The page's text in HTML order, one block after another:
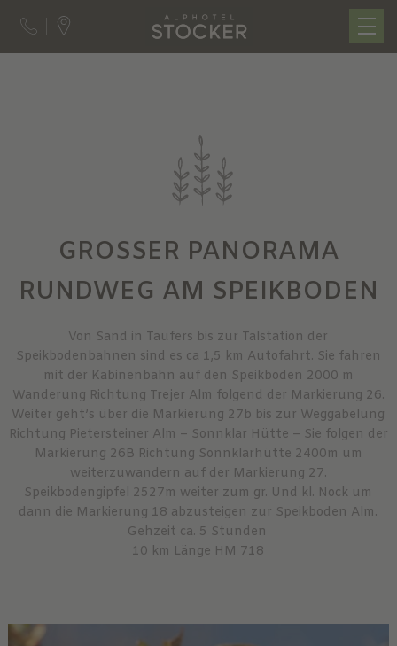
GROSSER PANORAMA
RUNDWEG AM SPEIKBODEN
Von Sand in Taufers bis zur Talstation der
Speikbodenbahnen sind es ca 1,5 km Autofahrt. Sie fahren
mit der Kabinenbahn auf den Speikboden 2000 m
Wanderung Richtung Trejer Alm folgend der Markierung 26.
Weiter geht’s über die Markierung 27b bis zur Weggabelung
Richtung Pietersteiner Alm – Sonnklar Hütte – Sie folgen der
Markierung 26B Richtung Sonnklarhütte 2400m um
weiterzuwandern auf der Markierung 27.
Speikbodengipfel 2527m weiter zum gr. Und kl. Nock um
dann die Markierung 18 abzusteigen zur Speikboden Alm.
Gehzeit ca. 5 Stunden
10 km Länge HM 718